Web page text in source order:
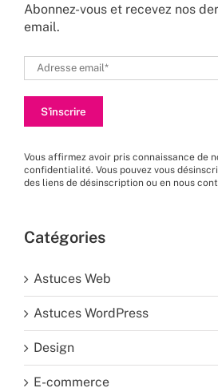
Abonnez-vous et recevez nos
email.
Vous affirmez avoir pris connaissance de
confidentialité. Vous pouvez vous
des liens de désinscription ou en nous
Catégories
Astuces Web
Astuces WordPress
Design
E-commerce